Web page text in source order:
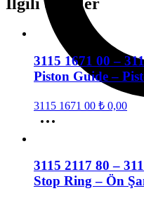
İlgili ürünler
3115 1671 00 –
Piston Guide –
3115 1671 00 ₺ 0,00
3115 2117 80 –
Stop Ring – Ön